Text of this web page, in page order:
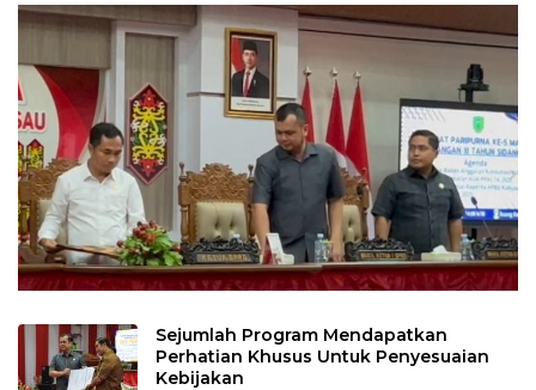
Sejumlah Program Mendapatkan
Perhatian Khusus Untuk Penyesuaian
Kebijakan